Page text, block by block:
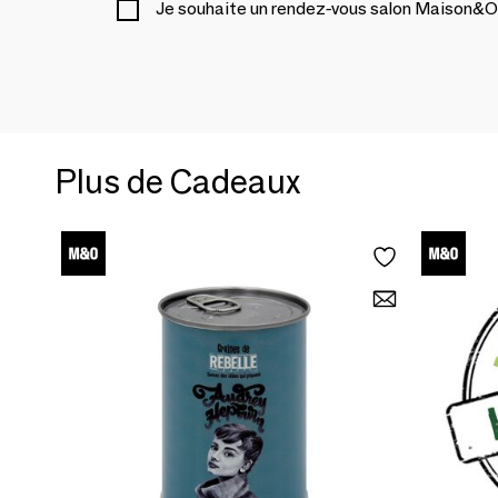
Je souhaite un rendez-vous salon
Plus de Cadeaux